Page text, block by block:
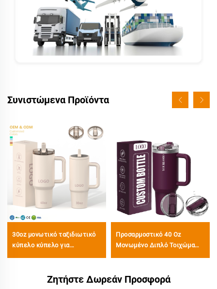
Συνιστώμενα Προϊόντα
30oz μονωτικό ταξιδιωτικό
κύπελο κύπελο για
επαναχρηστοποιούμενο
Προσαρμοστικό 40 Oz
Μονωμένο Διπλό Τοιχώμα
Λαβή Ταξιδιωτικό Κύπελο
Ζητήστε Δωρεάν Προσφορά